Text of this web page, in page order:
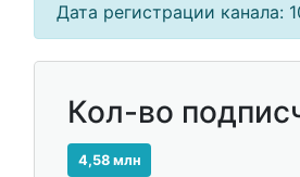
Дата регистрации канала:
Кол-во
4,58 млн